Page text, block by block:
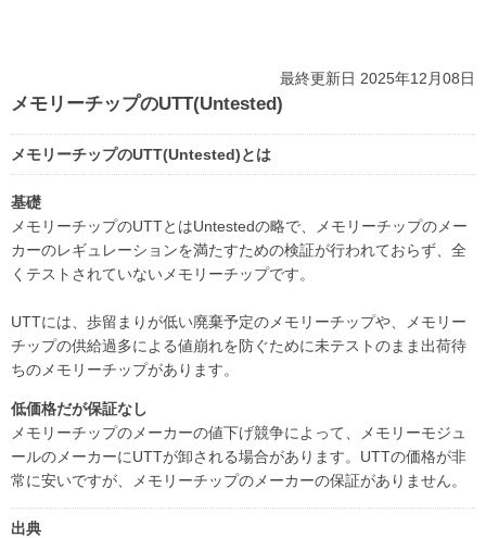
最終更新日 2025年12月08日
メモリーチップのUTT(Untested)
メモリーチップのUTT(Untested)とは
基礎
メモリーチップのUTTとはUntestedの略で、メモリーチップのメー
カーのレギュレーションを満たすための検証が行われておらず、全
くテストされていないメモリーチップです。
UTTには、歩留まりが低い廃棄予定のメモリーチップや、メモリー
チップの供給過多による値崩れを防ぐために未テストのまま出荷待
ちのメモリーチップがあります。
低価格だが保証なし
メモリーチップのメーカーの値下げ競争によって、メモリーモジュ
ールのメーカーにUTTが卸される場合があります。UTTの価格が非
常に安いですが、メモリーチップのメーカーの保証がありません。
出典